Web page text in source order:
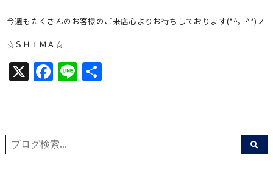
今週もたくさんのお客様のご来店心よりお待ちしております(*^。^*)ノ
☆ＳＨＩＭＡ☆
X Facebook
Line共